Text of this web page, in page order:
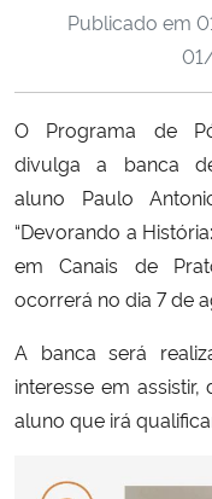
Ministério da Cidadania
Ministério de Minas e Energia
Ministério da Ciência,
Ministério do Meio Ambiente
Publicado em
O Programa de
divulga a banca
aluno Paulo
“Devorando a
em Canais de
ocorrerá no dia 7 de
A banca será
interesse em
aluno que irá